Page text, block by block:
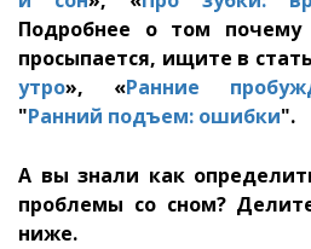
Подробнее о том
просыпается, ищите в
утро», «Ранние
"Ранний подъем: ошибки".
А вы знали как
проблемы со сном?
ниже.